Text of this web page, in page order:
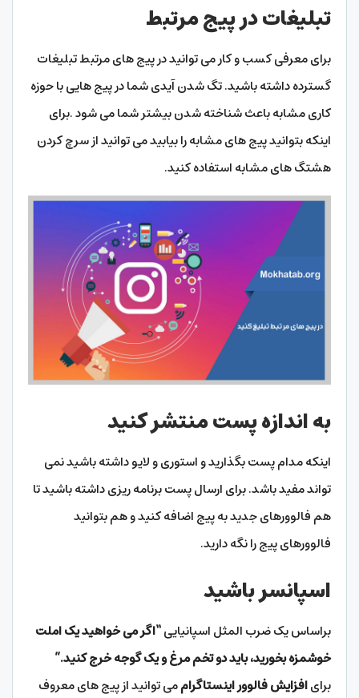
تبلیغات در پیج مرتبط
برای معرفی کسب و کار می توانید در پیج های مرتبط تبلیغات
گسترده داشته باشید. تگ شدن آیدی شما در پیج هایی با حوزه
کاری مشابه باعث شناخته شدن بیشتر شما می شود .برای
اینکه بتوانید پیج های مشابه را بیابید می توانید از سرچ کردن
هشتگ های مشابه استفاده کنید.
به اندازه پست منتشر کنید
اینکه مدام پست بگذارید و استوری و لایو داشته باشید نمی
تواند مفید باشد. برای ارسال پست برنامه ریزی داشته باشید تا
هم فالوورهای جدید به پیج اضافه کنید و هم بتوانید
فالوورهای پیج را نگه دارید.
اسپانسر باشید
براساس یک ضرب المثل اسپانیایی“اگر می خواهید یک املت
خوشمزه بخورید، باید دو تخم مرغ و یک گوجه خرج کنید.”
برایافزایش فالوور اینستاگراممی توانید از پیج های معروف